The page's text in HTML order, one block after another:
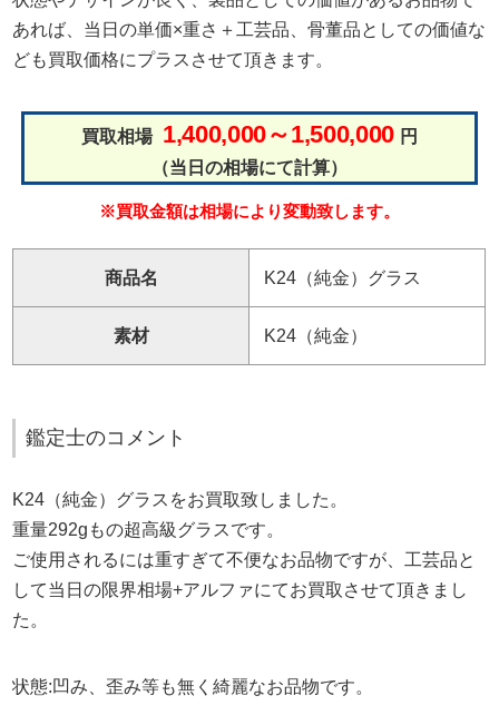
あれば、当日の単価×重さ＋工芸品、骨董品としての価値な
ども買取価格にプラスさせて頂きます。
買取相場 1,400,000～1,500,000 円
（当日の相場にて計算）
※買取金額は相場により変動致します。
商品名 K24（純金）グラス
素材 K24（純金）
鑑定士のコメント
K24（純金）グラスをお買取致しました。
重量292gもの超高級グラスです。
ご使用されるには重すぎて不便なお品物ですが、工芸品と
して当日の限界相場+アルファにてお買取させて頂きまし
た。
状態:凹み、歪み等も無く綺麗なお品物です。